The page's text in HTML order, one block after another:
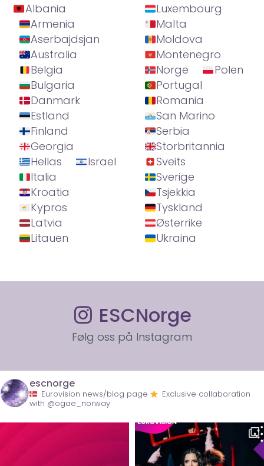
Albania
Armenia
Aserbajdsjan
Australia
Belgia
Bulgaria
Danmark
Estland
Finland
Georgia
Hellas
Israel
Italia
Kroatia
Kypros
Latvia
Litauen
Luxembourg
Malta
Moldova
Montenegro
Norge
Polen
Portugal
Romania
San Marino
Serbia
Storbritannia
Sveits
Sverige
Tsjekkia
Tyskland
Østerrike
Ukraina
ESCNorge
Følg oss på Instagram
escnorge
Eurovision news/blog page
Exclusive collaboration
with @ogae_norway